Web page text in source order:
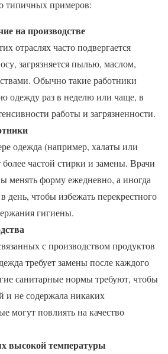
типичных примеров:
на производстве
отраслях часто подвергается
загрязняется пылью, маслом,
Обычно такие работники
одежду раз в неделю или чаще, в
работы и загрязненности.
одежда (например, халаты или
частой стирки и замены. Врачи
менять форму ежедневно, а иногда
день, чтобы избежать перекрестного
гигиены.
с производством продуктов
требует замены после каждого
санитарные нормы требуют, чтобы
и не содержала никаких
могут повлиять на качество
высокой температуры